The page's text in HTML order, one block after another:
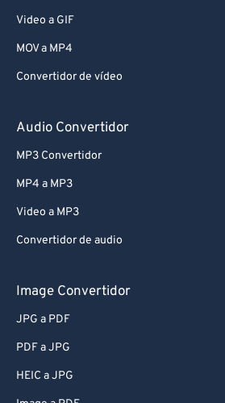
Video a GIF
MOV a MP4
Convertidor de vídeo
Audio Convertidor
MP3 Convertidor
MP4 a MP3
Video a MP3
Convertidor de audio
Image Convertidor
JPG a PDF
PDF a JPG
HEIC a JPG